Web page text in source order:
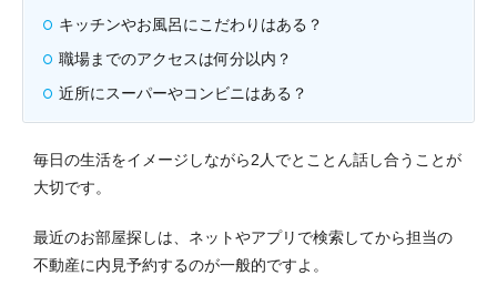
キッチンやお風呂にこだわりはある？
職場までのアクセスは何分以内？
近所にスーパーやコンビニはある？
毎日の生活をイメージしながら2人でとことん話し合うことが
大切です。
最近のお部屋探しは、ネットやアプリで検索してから担当の
不動産に内見予約するのが一般的ですよ。